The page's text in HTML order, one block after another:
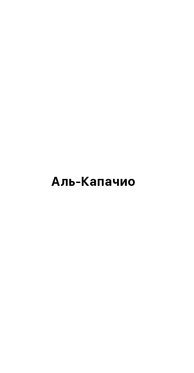
Аль-Капачио